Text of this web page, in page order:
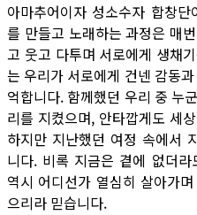
아마추어이자 성소수자 합창
를 만들고 노래하는 과정은 매
고 웃고 다투며 서로에게 생채
는 우리가 서로에게 건넨 감동
억합니다. 함께했던 우리 중 누
리를 지켰으며, 안타깝게도 세
하지만 지난했던 여정 속에서
니다. 비록 지금은 곁에 없더
역시 어디선가 열심히 살아가
으리라 믿습니다.